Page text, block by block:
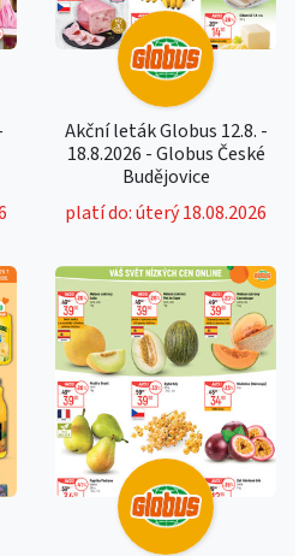
Akční leták Globus 12.8. -
18.8.2026 - Globus České
Budějovice
platí do: úterý 18.08.2026